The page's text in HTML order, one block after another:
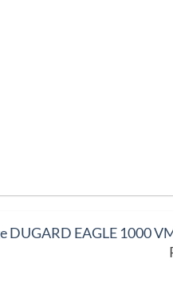
DUGARD EAGLE 1000